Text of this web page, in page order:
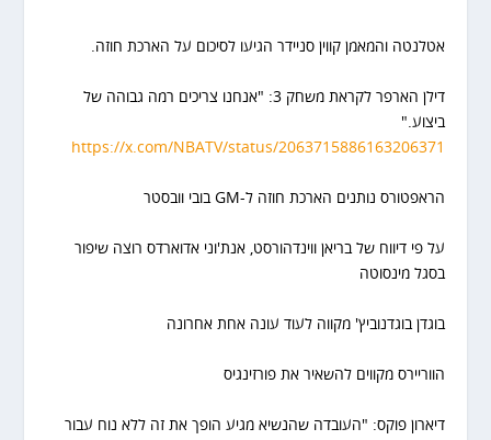
אטלנטה והמאמן קווין סניידר הגיעו לסיכום על הארכת חוזה.
דילן הארפר לקראת משחק 3: "אנחנו צריכים רמה גבוהה של
ביצוע."
https://x.com/NBATV/status/2063715886163206371
הראפטורס נותנים הארכת חוזה ל-GM בובי וובסטר
על פי דיווח של בריאן ווינדהורסט, אנת'וני אדוארדס רוצה שיפור
בסגל מינסוטה
בוגדן בוגדנוביץ' מקווה לעוד עונה אחת אחרונה
הווריירס מקווים להשאיר את פורזינגיס
דיארון פוקס: "העובדה שהנשיא מגיע הופך את זה ללא נוח עבור